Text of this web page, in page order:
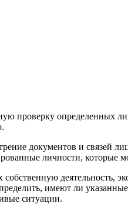
проверку определенных
документов и связей
личности, которые
деятельность,
имеют ли
ситуации.